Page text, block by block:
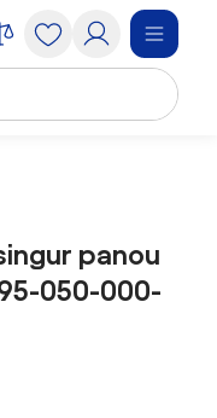
panou
050-000-